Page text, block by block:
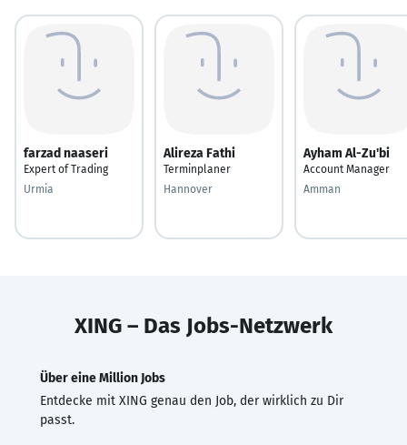
farzad naaseri
Expert of Trading
Urmia
Alireza Fathi
Terminplaner
Hannover
Ayham Al-Zu'bi
Account Manager
Amman
XING – Das Jobs-Netzwerk
Über eine Million Jobs
Entdecke mit XING genau den Job, der wirklich zu Dir
passt.